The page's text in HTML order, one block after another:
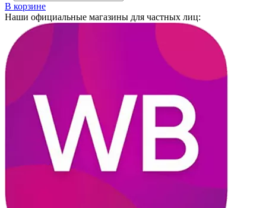
В корзине
Наши официальные магазины для частных лиц: